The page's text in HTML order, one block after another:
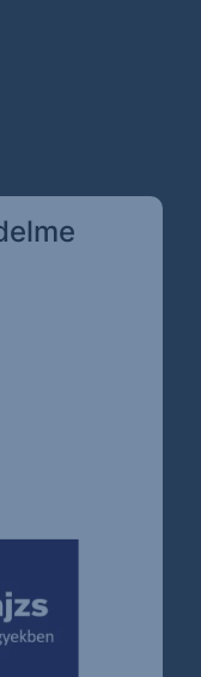
ugrik)
ugrik)
ugrik)